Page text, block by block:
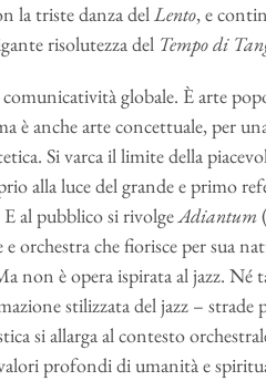
la triste danza delLento, e
risolutezza del Tempo di
globale. È arte
è anche arte concettuale, per
Si varca il limite della
alla luce del grande e primo
al pubblico si rivolgeAdiantum
orchestra che fiorisce per sua
non è opera ispirata al jazz. Né
stilizzata del jazz – strade
si allarga al contesto
profondi di umanità e